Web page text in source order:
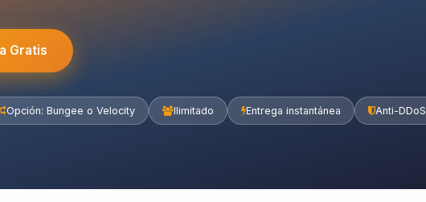
Gratis
Opción: Bungee o Velocity Ilimitado Entrega instantánea Anti-DDoS